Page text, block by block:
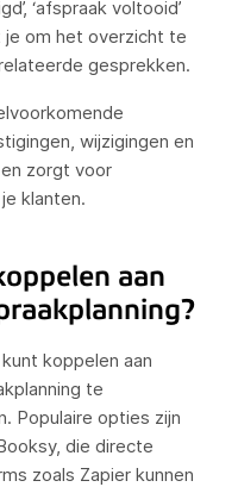
‘afspraak voltooid’
je om het overzicht te
gesprekken.
wijzigingen en
zorgt voor
klanten.
aan
koppelen aan
te
Populaire opties zijn
die directe
zoals Zapier kunnen